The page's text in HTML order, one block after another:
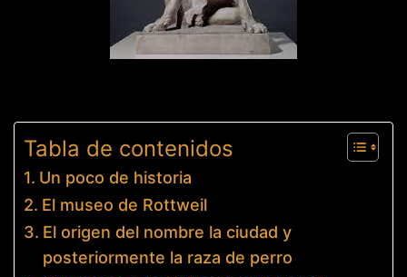
Tabla de contenidos
Un poco de historia
El museo de Rottweil
El origen del nombre la ciudad y
posteriormente la raza de perro